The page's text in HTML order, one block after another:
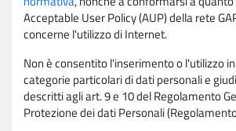
Acceptable User Policy (AUP) della rete
concerne l'utilizzo di Internet.
Non è consentito l'inserimento o l'utilizzo
categorie particolari di dati personali e
descritti agli art. 9 e 10 del Regolamento
Protezione dei dati Personali